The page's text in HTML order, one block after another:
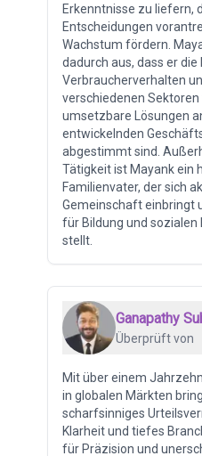
Erkenntnisse zu liefern,
Entscheidungen
Wachstum fördern.
dadurch aus, dass er
Verbraucherverhalten
verschiedenen
umsetzbare Lösungen
entwickelnden
abgestimmt sind.
Tätigkeit ist Mayank ein
Familienvater, der sich
Gemeinschaft einbringt
für Bildung und sozialen
stellt.
Ganapathy
Überprüft von
Mit über einem
in globalen Märkten
scharfsinniges
Klarheit und tiefes
für Präzision und